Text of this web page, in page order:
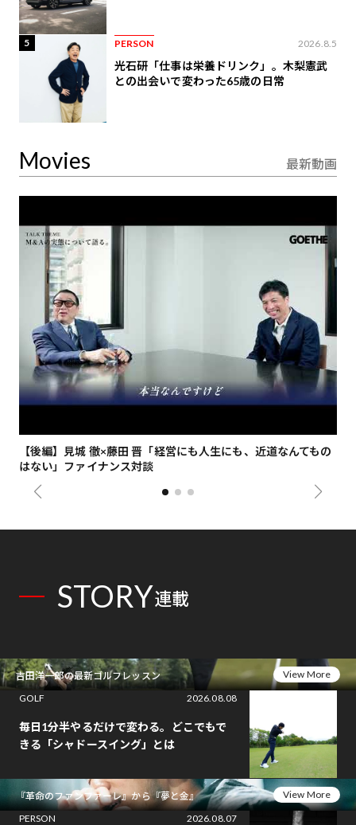
5 PERSON 2026.8.5
光石研「仕事は栄養ドリンク」。木梨憲武
との出会いで変わった65歳の日常
Movies 最新動画
【後編】見城 徹×藤田 晋「経営にも人生にも、近道なんてもの
はない」ファイナンス対談
STORY連載
吉田洋一郎の最新ゴルフレッスン
View More
GOLF
2026.08.08
毎日1分半やるだけで変わる。どこでもで
きる「シャドースイング」とは
『革命のファンファーレ』から『夢と金』
View More
PERSON
2026.08.07